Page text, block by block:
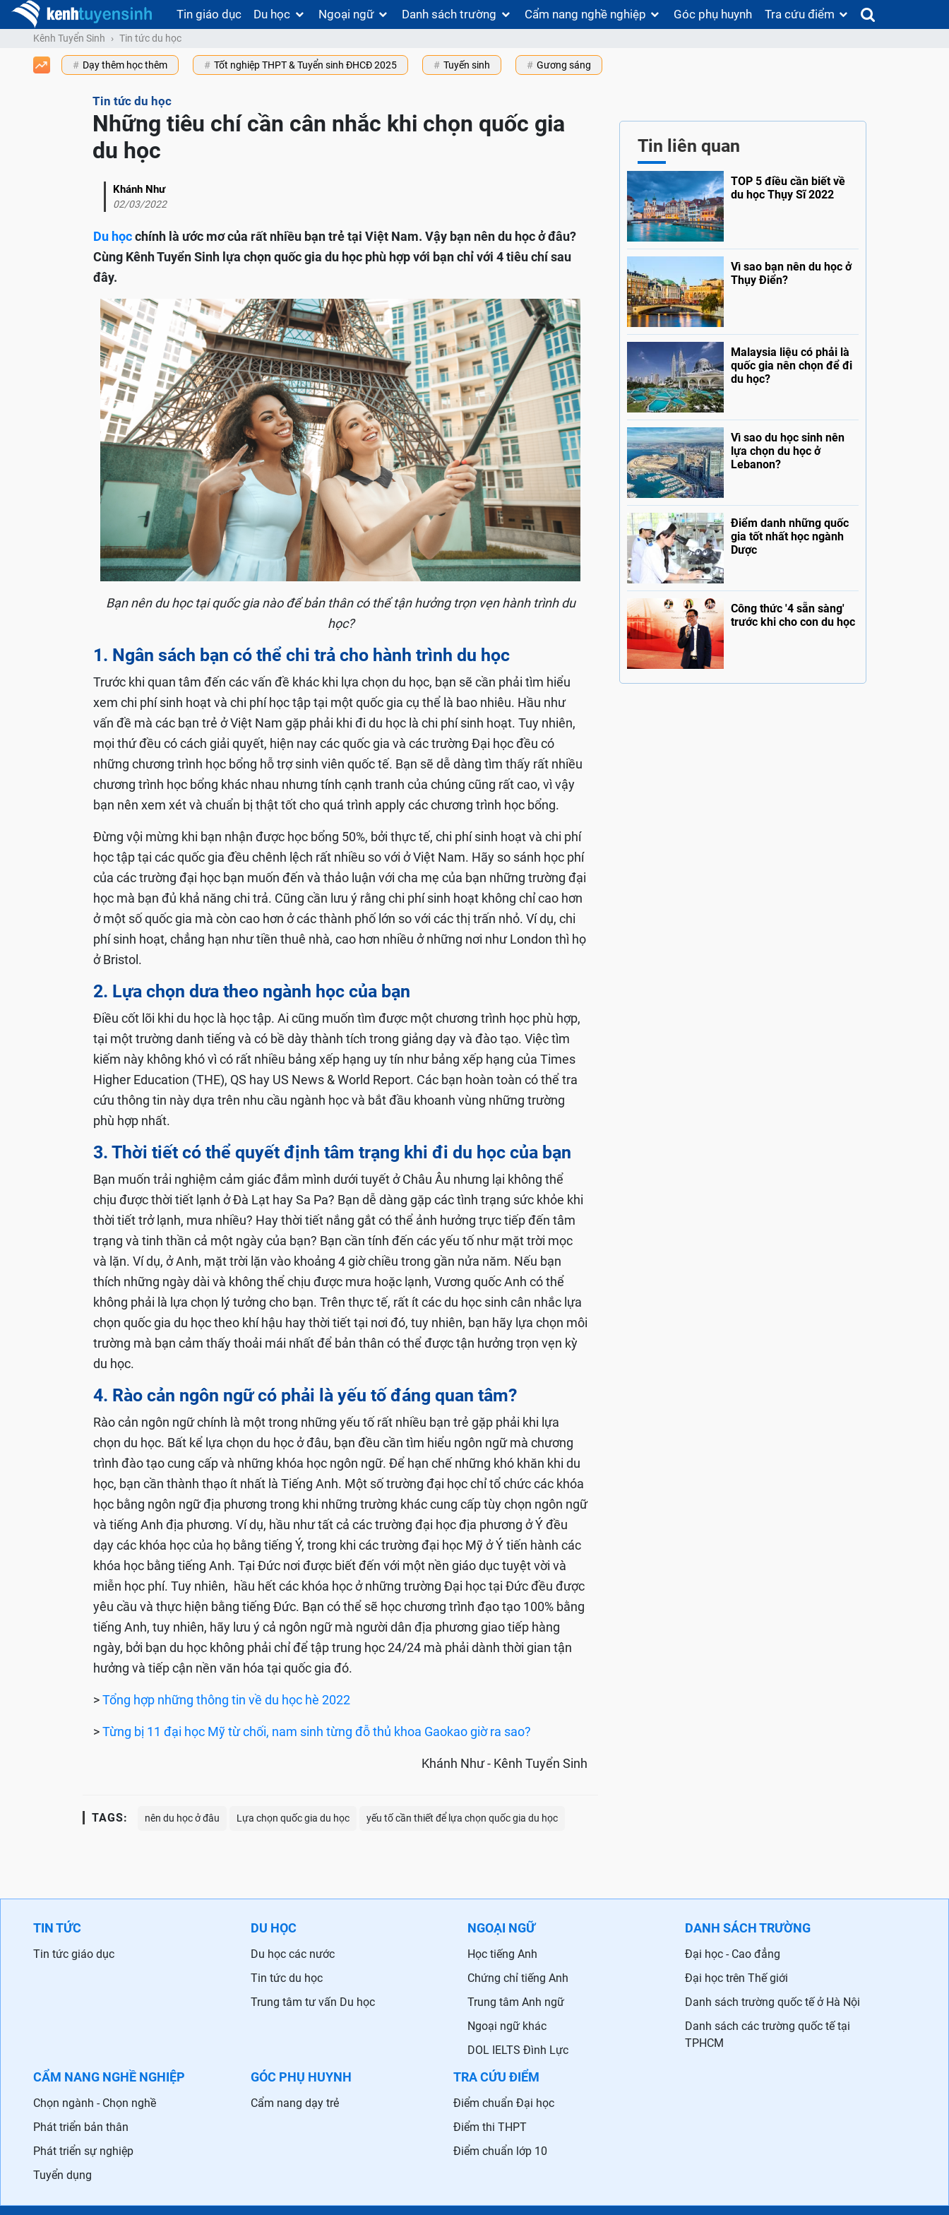
Tin giáo dục Du học Ngoại ngữ Danh sách trường Cẩm nang nghề nghiệp Góc phụ huynh Tra cứu điểm
Kênh Tuyển Sinh Tin tức du học
Dạy thêm học thêm Tốt nghiệp THPT & Tuyển sinh ĐHCĐ 2025 Tuyến sinh Gương sáng
Tin tức du học
Những tiêu chí cần cân nhắc khi chọn quốc gia
du học
Khánh Như
02/03/2022
Du họcchính là ước mơ của rất nhiều bạn trẻ tại Việt Nam. Vậy bạn nên du học ở đâu?
Cùng Kênh Tuyển Sinh lựa chọn quốc gia du học phù hợp với bạn chỉ với 4 tiêu chí sau
đây.
Bạn nên du học tại quốc gia nào để bản thân có thể tận hưởng trọn vẹn hành trình du
học?
1. Ngân sách bạn có thể chi trả cho hành trình du học
Trước khi quan tâm đến các vấn đề khác khi lựa chọn du học, bạn sẽ cần phải tìm hiểu
xem chi phí sinh hoạt và chi phí học tập tại một quốc gia cụ thể là bao nhiêu. Hầu như
vấn đề mà các bạn trẻ ở Việt Nam gặp phải khi đi du học là chi phí sinh hoạt. Tuy nhiên,
mọi thứ đều có cách giải quyết, hiện nay các quốc gia và các trường Đại học đều có
những chương trình học bổng hỗ trợ sinh viên quốc tế. Bạn sẽ dễ dàng tìm thấy rất nhiều
chương trình học bổng khác nhau nhưng tính cạnh tranh của chúng cũng rất cao, vì vậy
bạn nên xem xét và chuẩn bị thật tốt cho quá trình apply các chương trình học bổng.
Đừng vội mừng khi bạn nhận được học bổng 50%, bởi thực tế, chi phí sinh hoạt và chi phí
học tập tại các quốc gia đều chênh lệch rất nhiều so với ở Việt Nam. Hãy so sánh học phí
của các trường đại học bạn muốn đến và thảo luận với cha mẹ của bạn những trường đại
học mà bạn đủ khả năng chi trả. Cũng cần lưu ý rằng chi phí sinh hoạt không chỉ cao hơn
ở một số quốc gia mà còn cao hơn ở các thành phố lớn so với các thị trấn nhỏ. Ví dụ, chi
phí sinh hoạt, chẳng hạn như tiền thuê nhà, cao hơn nhiều ở những nơi như London thì họ
ở Bristol.
2. Lựa chọn dưa theo ngành học của bạn
Điều cốt lõi khi du học là học tập. Ai cũng muốn tìm được một chương trình học phù hợp,
tại một trường danh tiếng và có bề dày thành tích trong giảng dạy và đào tạo. Việc tìm
kiếm này không khó vì có rất nhiều bảng xếp hạng uy tín như bảng xếp hạng của Times
Higher Education (THE), QS hay US News & World Report. Các bạn hoàn toàn có thể tra
cứu thông tin này dựa trên nhu cầu ngành học và bắt đầu khoanh vùng những trường
phù hợp nhất.
3. Thời tiết có thể quyết định tâm trạng khi đi du học của bạn
Bạn muốn trải nghiệm cảm giác đắm mình dưới tuyết ở Châu Âu nhưng lại không thể
chịu được thời tiết lạnh ở Đà Lạt hay Sa Pa? Bạn dễ dàng gặp các tình trạng sức khỏe khi
thời tiết trở lạnh, mưa nhiều? Hay thời tiết nắng gắt có thể ảnh hưởng trực tiếp đến tâm
trạng và tinh thần cả một ngày của bạn? Bạn cần tính đến các yếu tố như mặt trời mọc
và lặn. Ví dụ, ở Anh, mặt trời lặn vào khoảng 4 giờ chiều trong gần nửa năm. Nếu bạn
thích những ngày dài và không thể chịu được mưa hoặc lạnh, Vương quốc Anh có thể
không phải là lựa chọn lý tưởng cho bạn. Trên thực tế, rất ít các du học sinh cân nhắc lựa
chọn quốc gia du học theo khí hậu hay thời tiết tại nơi đó, tuy nhiên, bạn hãy lựa chọn môi
trường mà bạn cảm thấy thoải mái nhất để bản thân có thể được tận hưởng trọn vẹn kỳ
du học.
4. Rào cản ngôn ngữ có phải là yếu tố đáng quan tâm?
Rào cản ngôn ngữ chính là một trong những yếu tố rất nhiều bạn trẻ gặp phải khi lựa
chọn du học. Bất kể lựa chọn du học ở đâu, bạn đều cần tìm hiểu ngôn ngữ mà chương
trình đào tạo cung cấp và những khóa học ngôn ngữ. Để hạn chế những khó khăn khi du
học, bạn cần thành thạo ít nhất là Tiếng Anh. Một số trường đại học chỉ tổ chức các khóa
học bằng ngôn ngữ địa phương trong khi những trường khác cung cấp tùy chọn ngôn ngữ
và tiếng Anh địa phương. Ví dụ, hầu như tất cả các trường đại học địa phương ở Ý đều
dạy các khóa học của họ bằng tiếng Ý, trong khi các trường đại học Mỹ ở Ý tiến hành các
khóa học bằng tiếng Anh. Tại Đức nơi được biết đến với một nền giáo dục tuyệt vời và
miễn học phí. Tuy nhiên, hầu hết các khóa học ở những trường Đại học tại Đức đều được
yêu cầu và thực hiện bằng tiếng Đức. Bạn có thể sẽ học chương trình đạo tạo 100% bằng
tiếng Anh, tuy nhiên, hãy lưu ý cả ngôn ngữ mà người dân địa phương giao tiếp hàng
ngày, bởi bạn du học không phải chỉ để tập trung học 24/24 mà phải dành thời gian tận
hưởng và tiếp cận nền văn hóa tại quốc gia đó.
>Tổng hợp những thông tin về du học hè 2022
>Từng bị 11 đại học Mỹ từ chối, nam sinh từng đỗ thủ khoa Gaokao giờ ra sao?
Khánh Như - Kênh Tuyển Sinh
TAGS: nên du học ở đâu Lựa chọn quốc gia du học yếu tố cần thiết để lựa chọn quốc gia du học
Tin liên quan
TOP 5 điều cần biết về
du học Thụy Sĩ 2022
Vì sao bạn nên du học ở
Thụy Điển?
Malaysia liệu có phải là
quốc gia nên chọn để đi
du học?
Vì sao du học sinh nên
lựa chọn du học ở
Lebanon?
Điểm danh những quốc
gia tốt nhất học ngành
Dược
Công thức '4 sẵn sàng'
trước khi cho con du học
TIN TỨC
Tin tức giáo dục
DU HỌC
Du học các nước
Tin tức du học
Trung tâm tư vấn Du học
NGOẠI NGỮ
Học tiếng Anh
Chứng chỉ tiếng Anh
Trung tâm Anh ngữ
Ngoại ngữ khác
DOL IELTS Đình Lực
DANH SÁCH TRƯỜNG
Đại học - Cao đẳng
Đại học trên Thế giới
Danh sách trường quốc tế ở Hà Nội
Danh sách các trường quốc tế tại
TPHCM
CẨM NANG NGHỀ NGHIỆP
Chọn ngành - Chọn nghề
Phát triển bản thân
Phát triển sự nghiệp
Tuyển dụng
GÓC PHỤ HUYNH
Cẩm nang dạy trẻ
TRA CỨU ĐIỂM
Điểm chuẩn Đại học
Điểm thi THPT
Điểm chuẩn lớp 10